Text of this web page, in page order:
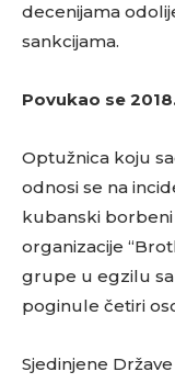
decenijama
sankcijama.
Povukao se
Optužnica koju
odnosi se na
kubanski borbeni
organizacije
grupe u egzilu sa
poginule četiri
Sjedinjene